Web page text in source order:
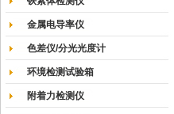
金属电导率仪
色差仪/分光光度计
环境检测试验箱
附着力检测仪